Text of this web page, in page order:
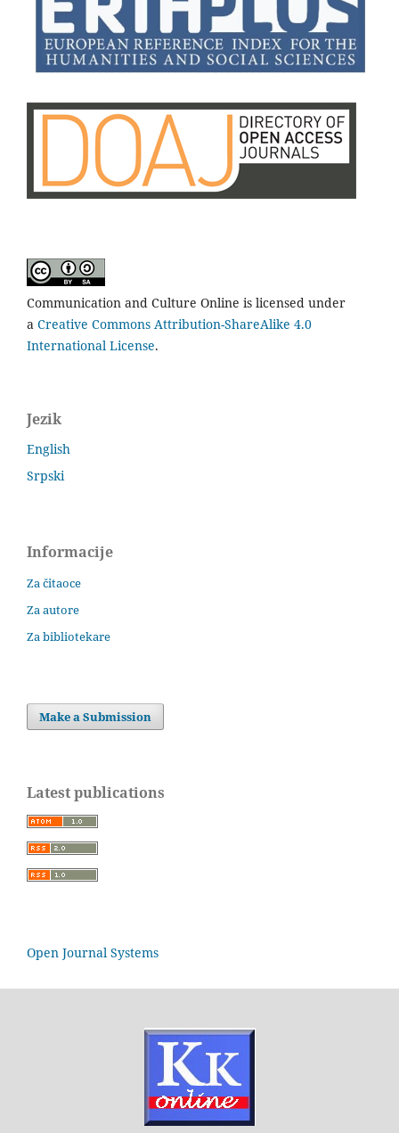
Communication and Culture Online is licensed under
a Creative Commons Attribution-ShareAlike 4.0
International License.
Jezik
English
Srpski
Informacije
Za čitaoce
Za autore
Za bibliotekare
Make a Submission
Latest publications
Open Journal Systems